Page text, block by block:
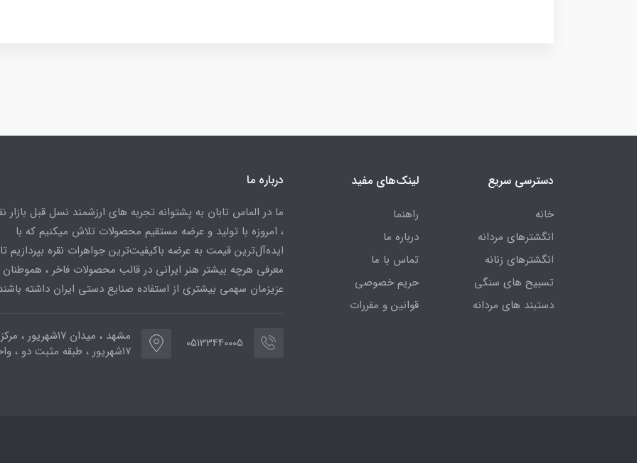
دسترسی سریع
خانه
انگشترهای مردانه
انگشترهای زنانه
تسبیح های سنگی
دستبند های مردانه
لینک‌های مفید
راهنما
درباره ما
تماس با ما
حریم خصوصی
قوانین و مقررات
درباره ما
ما در الماس تابان به پشتوانه تجربه های ارزشمند نسل قبل بازار
، امروزه با تولید و عرضه مستقیم محصولات تلاش میکنیم که با
ایده‌آل‌ترین قیمت به عرضه باکیفیت‌ترین جواهرات نقره بپردازیم تا
معرفی هرچه بیشتر هنر ایرانی در قالب محصولات فاخر ، هموطنان
عزیزمان سهمی بیشتری از استفاده صنایع دستی ایران داشته
05133440005
مشهد ، میدان ۱۷شهریور
۱۷شهریور ، طبقه مثبت دو ، واحد ۷۷۳